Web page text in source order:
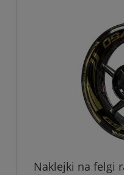
Naklejki na felgi